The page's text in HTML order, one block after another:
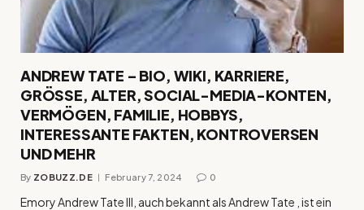
ANDREW TATE – BIO, WIKI, KARRIERE,
GRÖSSE, ALTER, SOCIAL-MEDIA-KONTEN,
VERMÖGEN, FAMILIE, HOBBYS,
INTERESSANTE FAKTEN, KONTROVERSEN
UND MEHR
By ZOBUZZ.DE February 7, 2024 0
Emory Andrew Tate III, auch bekannt als Andrew Tate , ist ein